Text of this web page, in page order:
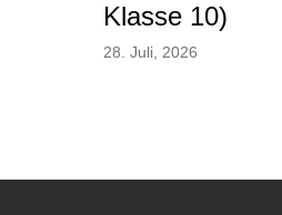
Klasse 10)
28. Juli, 2026